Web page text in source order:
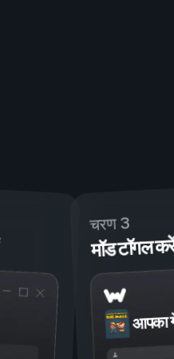
चरण 3
मॉड टॉगल
आपका